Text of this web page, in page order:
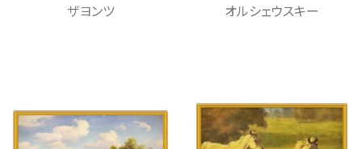
ザヨンツ オルシェウスキー